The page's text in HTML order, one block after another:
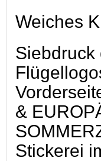
Weiches
Siebdruck
&
Stickerei